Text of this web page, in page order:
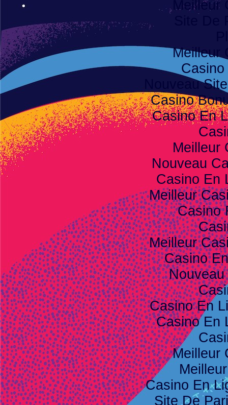
Meilleur
Meilleur
Nouveau
Casino
Casino En
Meilleur
Nouveau
Casino En
Meilleur
Casino
Meilleur
Casino
Casino En
Casino En
Meilleur
Casino En
Site De